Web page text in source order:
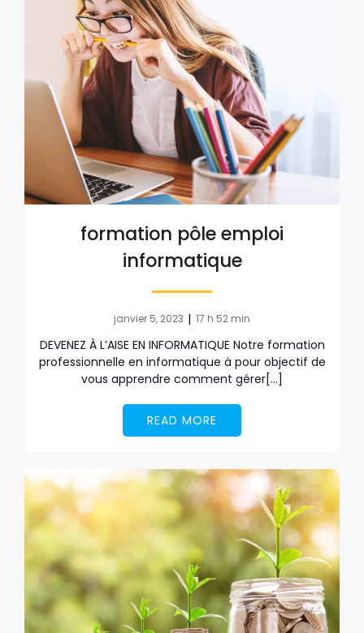
formation pôle emploi
informatique
janvier 5, 2023 | 17 h 52 min
DEVENEZ À L’AISE EN INFORMATIQUE Notre formation
professionnelle en informatique à pour objectif de
vous apprendre comment gérer[…]
READ MORE